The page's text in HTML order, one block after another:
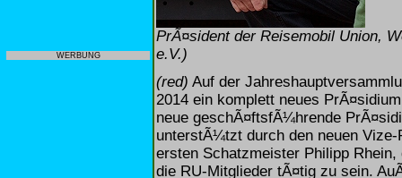
WERBUNG
PrÃ¤sident der Reisemobil Union,
e.V.)
(red) Auf der
2014 ein komplett neues
neue geschÃ¤ftsfÃ¼hrende
unterstÃ¼tzt durch den neuen
ersten Schatzmeister Philipp
die RU-Mitglieder tÃ¤tig zu sein.